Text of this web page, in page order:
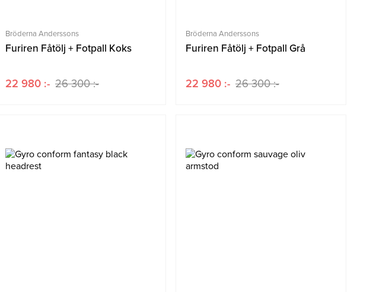
Bröderna Anderssons
Furiren Fåtölj + Fotpall Koks
22 980 :- 26 300 :-
Bröderna Anderssons
Furiren Fåtölj + Fotpall Grå
22 980 :- 26 300 :-